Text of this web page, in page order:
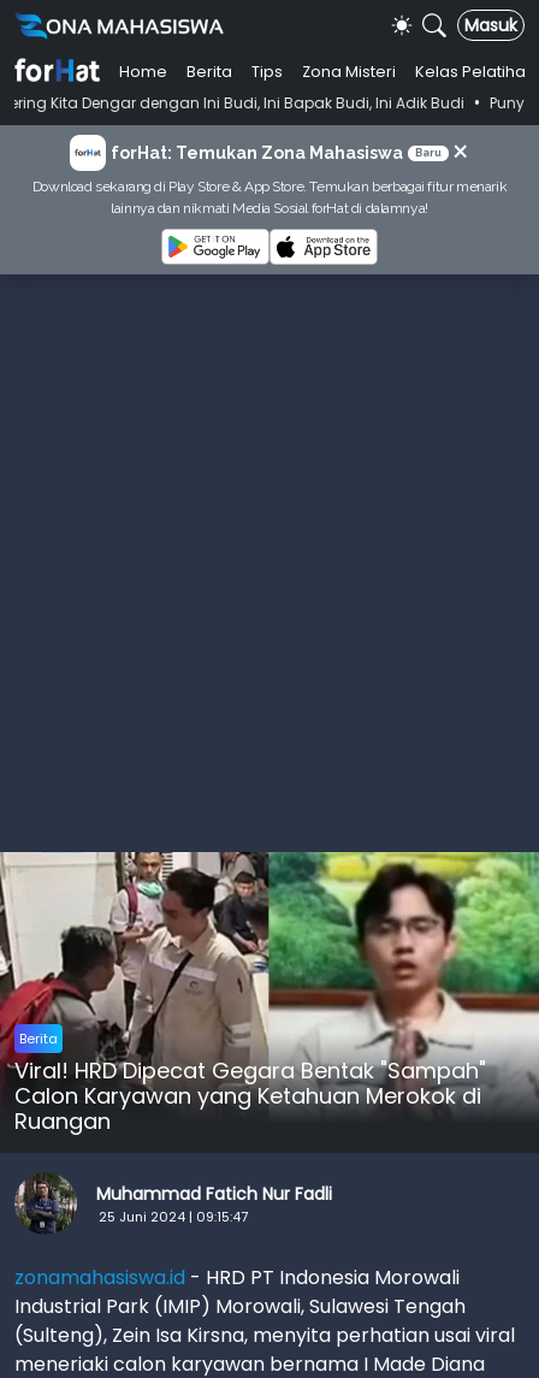
Masuk
Home Berita Tips Zona Misteri
Kelas Pelatihan
dengan Ini Budi, Ini Bapak Budi, Ini Adik Budi • Punya Tujuan
forHat: Temukan Zona Mahasiswa Baru ×
Download sekarang di Play Store & App Store. Temukan berbagai fitur menarik
lainnya dan nikmati Media Sosial forHat di dalamnya!
Berita
Viral! HRD Dipecat Gegara Bentak "Sampah"
Calon Karyawan yang Ketahuan Merokok di
Ruangan
Muhammad Fatich Nur Fadli
25 Juni 2024 | 09:15:47
zonamahasiswa.id - HRD PT Indonesia Morowali
Industrial Park (IMIP) Morowali, Sulawesi Tengah
(Sulteng), Zein Isa Kirsna, menyita perhatian usai viral
meneriaki calon karyawan bernama I Made Diana